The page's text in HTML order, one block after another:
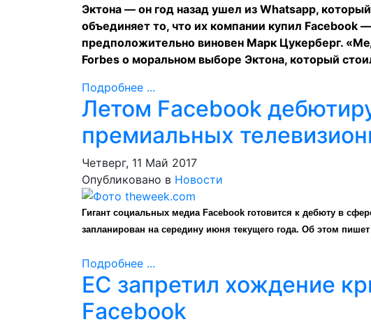
Эктона — он год назад ушел из Whatsapp,
объединяет то, что их компании купил Facebook
предположительно виновен Марк Цукерберг.
Forbes о моральном выборе Эктона, который
Подробнее ...
Летом Facebook
премиальных
Четверг, 11 Май 2017
Опубликовано в Новости
Гигант социальных медиа Facebook готовится к дебюту в
запланирован на середину июня текущего года. Об этом пишет
Подробнее ...
ЕС запретил хождение
Facebook